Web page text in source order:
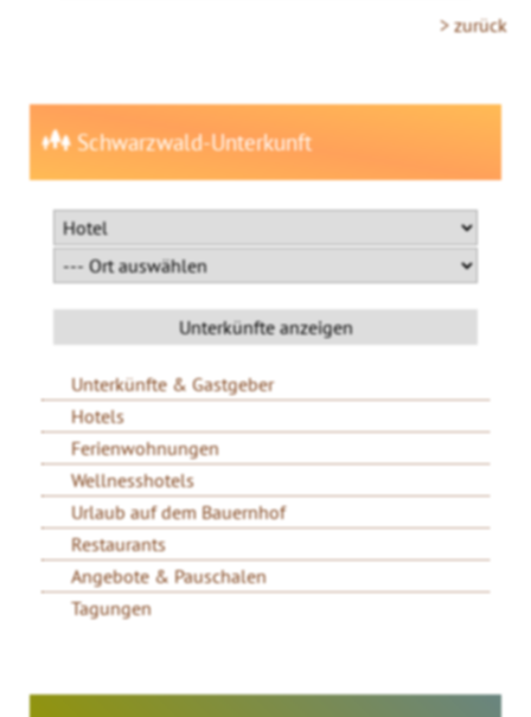
> zurück
Schwarzwald-Unterkunft
Unterkünfte & Gastgeber
Hotels
Ferienwohnungen
Wellnesshotels
Urlaub auf dem Bauernhof
Restaurants
Angebote & Pauschalen
Tagungen